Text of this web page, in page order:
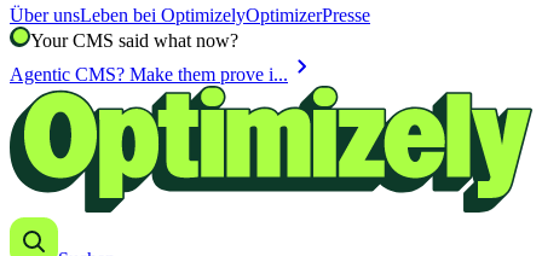
Über unsLeben bei OptimizelyOptimizerPresse
Your CMS said what now?
Agentic CMS? Make them prove i... chevron_right